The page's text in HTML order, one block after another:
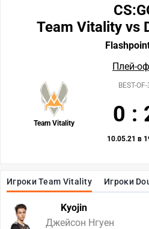
Игроки Team Vitality Игроки
Kyojin
Джейсон Нгуен
Team Vitality vs
Плей-
Team Vitality
BEST-OF-
0 :
10.05.21 в